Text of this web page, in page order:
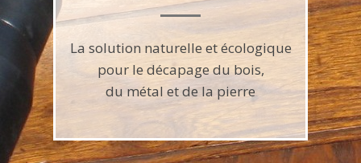
La solution naturelle et écologique
pour le décapage du bois,
du métal et de la pierre